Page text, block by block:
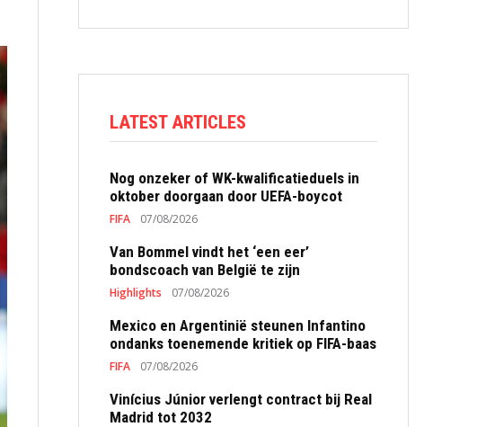
LATEST ARTICLES
Nog onzeker of WK-kwalificatieduels in
oktober doorgaan door UEFA-boycot
FIFA 07/08/2026
Van Bommel vindt het ‘een eer’
bondscoach van België te zijn
Highlights 07/08/2026
Mexico en Argentinië steunen Infantino
ondanks toenemende kritiek op FIFA-baas
FIFA 07/08/2026
Vinícius Júnior verlengt contract bij Real
Madrid tot 2032